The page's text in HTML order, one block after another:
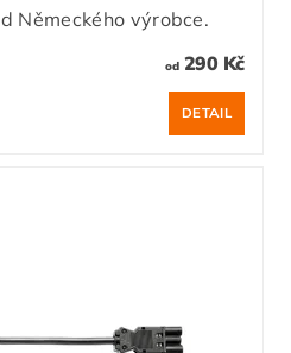
Německého výrobce.
od290 Kč
DETAIL